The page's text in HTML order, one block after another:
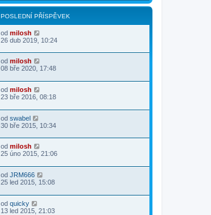
POSLEDNÍ PŘÍSPĚVEK
od milosh
26 dub 2019, 10:24
od milosh
08 bře 2020, 17:48
od milosh
23 bře 2016, 08:18
od swabel
30 bře 2015, 10:34
od milosh
25 úno 2015, 21:06
od JRM666
25 led 2015, 15:08
od quicky
13 led 2015, 21:03